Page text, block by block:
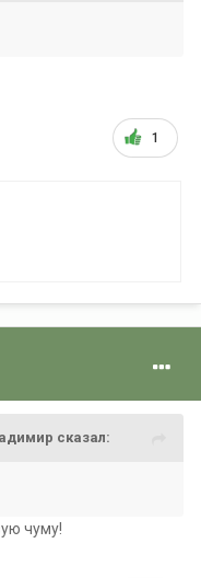
1
сказал:
чуму!